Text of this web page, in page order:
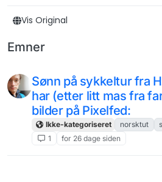
Vis Original
Emner
Sønn på sykkeltur fra
har (etter litt mas fra
bilder på Pixelfed:
Ikke-kategoriseret norsktut
1
for 26 dage siden